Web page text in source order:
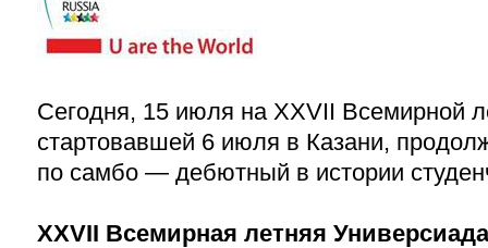
Сегодня, 15 июля на XXVII Всемирной
стартовавшей 6 июля в Казани,
по самбо — дебютный в истории
XXVII Всемирная летняя Универсиада